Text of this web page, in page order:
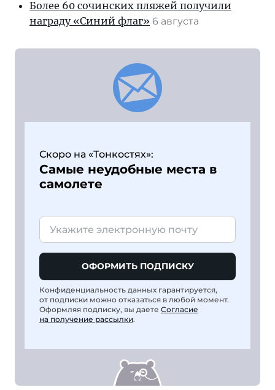
Более 60 сочинских пляжей получили
награду «Синий флаг» 6 августа
Скоро на «Тонкостях»:
Самые неудобные места в
самолете
ОФОРМИТЬ ПОДПИСКУ
Конфиденциальность данных гарантируется,
от подписки можно отказаться в любой момент.
Оформляя подписку, вы даете Согласие
на получение рассылки.